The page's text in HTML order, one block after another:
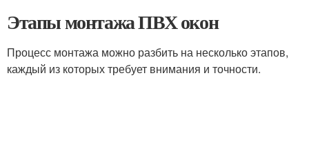
Этапы монтажа ПВХ окон
Процесс монтажа можно разбить на несколько этапов,
каждый из которых требует внимания и точности.